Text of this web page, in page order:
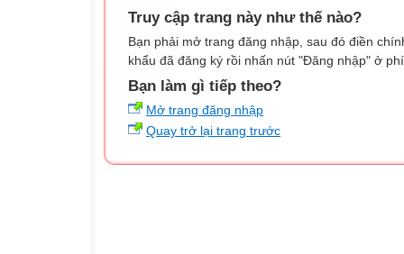
Truy cập trang này như thế nào?
Bạn phải mở trang đăng nhập, sau đó điền
khẩu đã đăng ký rồi nhấn nút "Đăng nhập" ở
Bạn làm gì tiếp theo?
Mở trang đăng nhập
Quay trở lại trang trước